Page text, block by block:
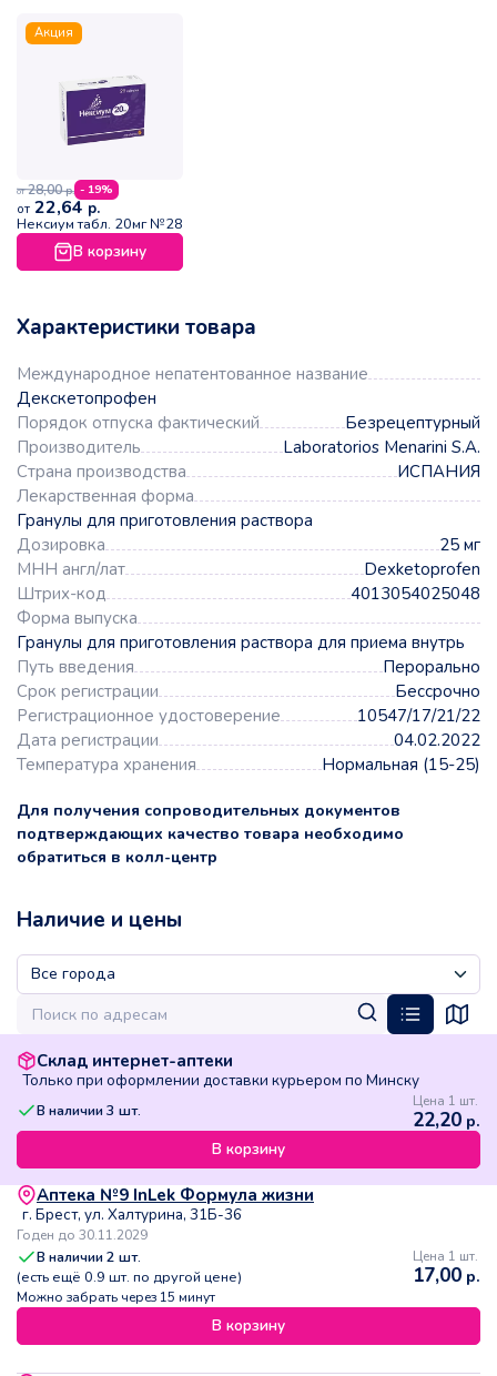
Акция
от 28,00р. - 19%
от 22,64 р.
Нексиум табл. 20мг №28
В корзину
Характеристики товара
Международное непатентованное название
Декскетопрофен
Порядок отпуска фактический
Безрецептурный
Производитель
Laboratorios Menarini S.A.
Страна производства
ИСПАНИЯ
Лекарственная форма
Гранулы для приготовления раствора
Дозировка
25 мг
МНН англ/лат
Dexketoprofen
Штрих-код
4013054025048
Форма выпуска
Гранулы для приготовления раствора для приема внутрь
Путь введения
Перорально
Срок регистрации
Бессрочно
Регистрационное удостоверение
10547/17/21/22
Дата регистрации
04.02.2022
Температура хранения
Нормальная (15-25)
Для получения сопроводительных документов
подтверждающих качество товара необходимо
обратиться в колл-центр
Наличие и цены
Склад интернет-аптеки
Только при оформлении доставки курьером по Минску
В наличии 3 шт. Цена 1 шт.
22,20 р.
В корзину
Аптека №9 InLek Формула жизни
г. Брест, ул. Халтурина, 31Б-36
Годен до 30.11.2029
В наличии2 шт.
(есть ещё 0.9 шт. по другой цене)
Можно забрать через 15 минут
Цена 1 шт.
17,00 р.
В корзину